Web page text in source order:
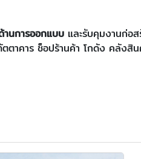
านการออกแบบ และรับคุมงานก่อ
ตาคาร ช็อปร้านค้า โกดัง คลังสิ